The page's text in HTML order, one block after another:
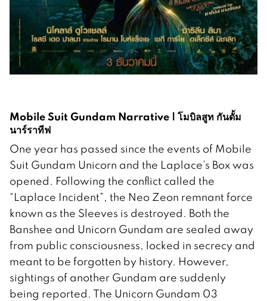
Mobile Suit Gundam Narrative | โมบิลสูท กันดั้ม
นาร์ราทีฟ
One year has passed since the events of Mobile
Suit Gundam Unicorn and the Laplace’s Box was
opened. Following the conflict called the
“Laplace Incident”, the Neo Zeon remnant force
known as the Sleeves is destroyed. Both the
Banshee and Unicorn Gundam are sealed away
from public consciousness, locked in secrecy and
meant to be forgotten by history. However,
sightings of another Gundam are suddenly
being reported. The Unicorn Gundam 03